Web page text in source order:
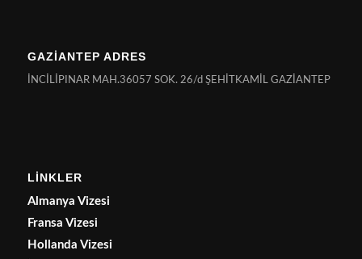
GAZİANTEP ADRES
İNCİLİPINAR MAH.36057 SOK. 26/d ŞEHİTKAMİL GAZİANTEP
LİNKLER
Almanya Vizesi
Fransa Vizesi
Hollanda Vizesi